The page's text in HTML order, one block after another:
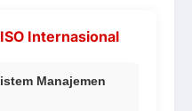
Internasional
Manajemen